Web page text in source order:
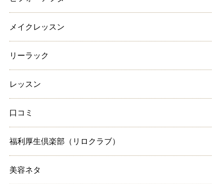
メイクレッスン
リーラック
レッスン
口コミ
福利厚生倶楽部（リロクラブ）
美容ネタ